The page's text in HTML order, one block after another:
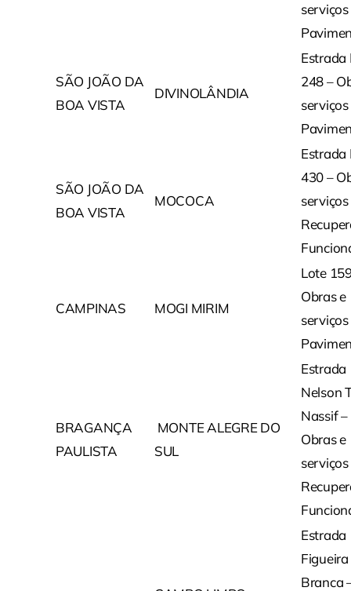
SÃO JOÃO DA
BOA VISTA
DIVINOLÂNDIA
Estrada
248 –
SÃO JOÃO DA
BOA VISTA
MOCOCA
Estrada
430 –
CAMPINAS MOGI MIRIM
Lote
Obras e
BRAGANÇA
PAULISTA
MONTE ALEGRE DO
SUL
Estrada
Nelson
Nassif –
Obras e
Estrada
Figueira
Branca